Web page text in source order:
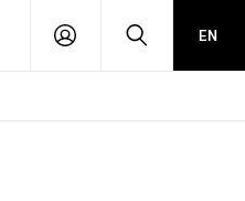
PŘIHLÁSIT HLEDATEN